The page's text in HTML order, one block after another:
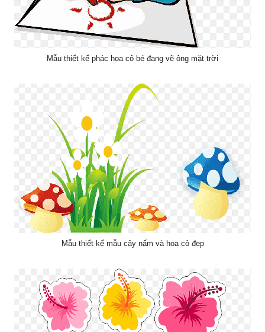
Mẫu thiết kế phác họa cô bé đang vẽ ông mặt trời
Mẫu thiết kế mẫu cây nấm và hoa cỏ đẹp